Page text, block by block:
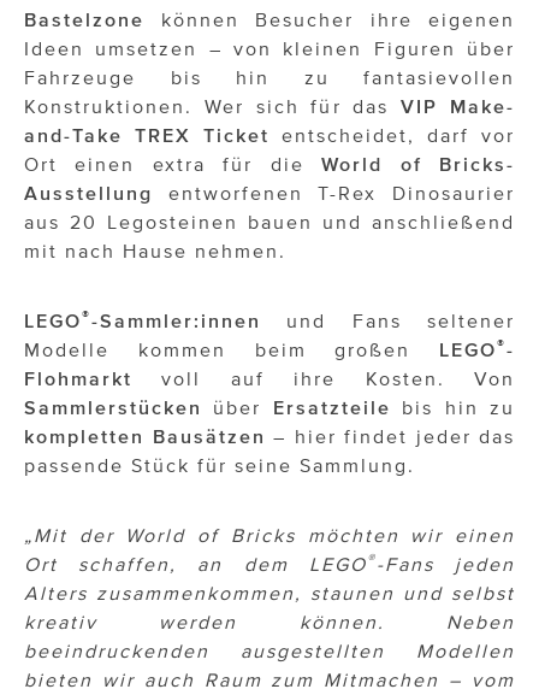
Bastelzone
können Besucher ihre eigenen
Ideen umsetzen – von kleinen Figuren über
Fahrzeuge bis hin zu fantasievollen
Konstruktionen. Wer sich für dasVIP Make-
and-Take TREX Ticket
entscheidet, darf vor
Ort einen extra für dieWorld of Bricks-
Ausstellung
entworfenen T-Rex Dinosaurier
aus 20 Legosteinen bauen und anschließend
mit nach Hause nehmen.
LEGO®-Sammler:innen
und Fans seltener
Modelle kommen beim großen LEGO®-
Flohmarkt
voll auf ihre Kosten. Von
Sammlerstücken
über Ersatzteile
bis hin zu
kompletten Bausätzen – hier findet jeder das
passende Stück für seine Sammlung.
„Mit der World of Bricks möchten wir einen
Ort schaffen, an dem LEGO®-Fans jeden
Alters zusammenkommen, staunen und selbst
kreativ werden können. Neben
beeindruckenden ausgestellten Modellen
bieten wir auch Raum zum Mitmachen – vom